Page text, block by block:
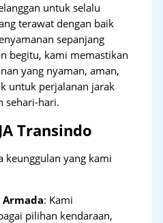
untuk selalu
terawat dengan baik
sepanjang
begitu, kami memastikan
yang nyaman, aman,
untuk perjalanan jarak
sehari-hari.
Transindo
keunggulan yang kami
: Kami
pilihan kendaraan,